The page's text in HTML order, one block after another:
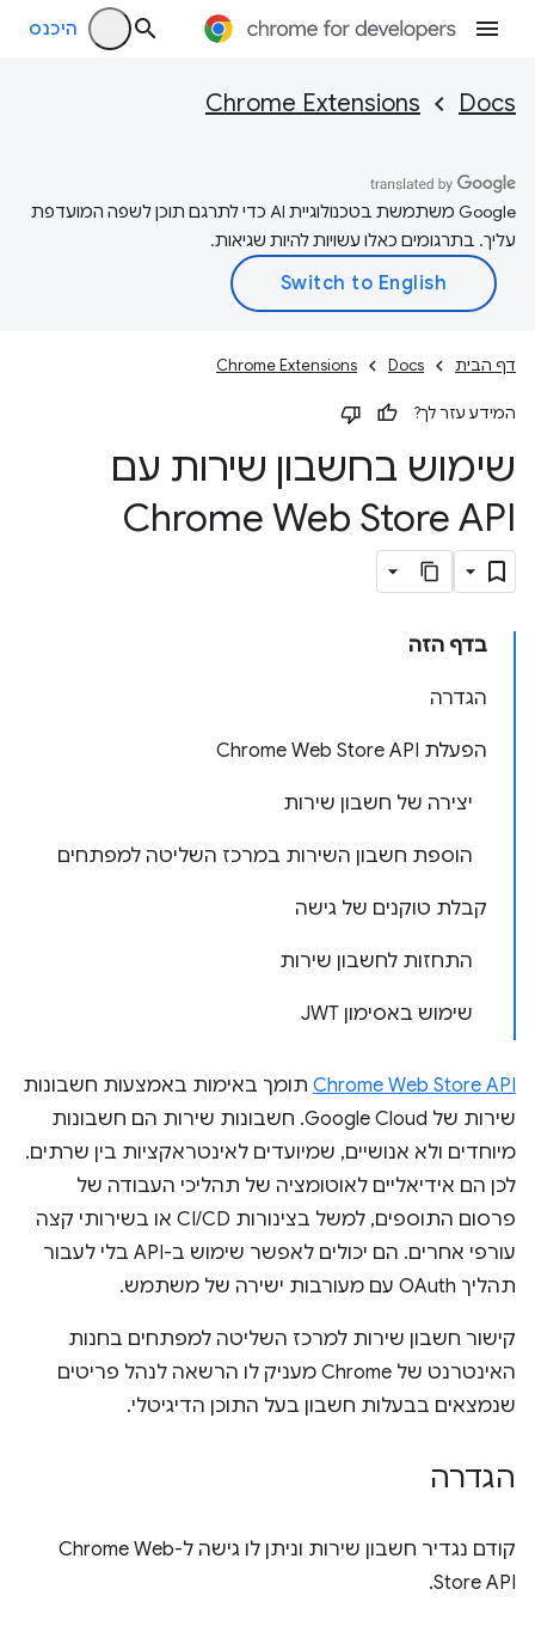
היכנס
Docs
Chrome Extensions
‫Google משתמשת בטכנולוגיית AI כדי לתרגם תוכן לשפה המועדפת
עליך. בתרגומים כאלו עשויות להיות שגיאות.
דף הבית Docs
Chrome Extensions
המידע עזר לך?
שימוש בחשבון שירות עם
Chrome Web Store API
בדף הזה
הגדרה
הפעלת Chrome Web Store API
יצירה של חשבון שירות
הוספת חשבון השירות במרכז השליטה למפתחים
קבלת טוקנים של גישה
התחזות לחשבון שירות
שימוש באסימון JWT
Chrome Web Store API תומך באימות באמצעות חשבונות
שירות של Google Cloud. חשבונות שירות הם חשבונות
מיוחדים ולא אנושיים, שמיועדים לאינטראקציות בין שרתים.
לכן הם אידיאליים לאוטומציה של תהליכי העבודה של
פרסום התוספים, למשל בצינורות CI/CD או בשירותי קצה
עורפי אחרים. הם יכולים לאפשר שימוש ב-API בלי לעבור
תהליך OAuth עם מעורבות ישירה של משתמש.
קישור חשבון שירות למרכז השליטה למפתחים בחנות
האינטרנט של Chrome מעניק לו הרשאה לנהל פריטים
שנמצאים בבעלות חשבון בעל התוכן הדיגיטלי.
הגדרה
קודם נגדיר חשבון שירות וניתן לו גישה ל-Chrome Web
Store API.